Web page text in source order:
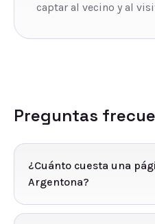
captar al vecino y al
Preguntas
¿Cuánto cuesta una
Argentona?